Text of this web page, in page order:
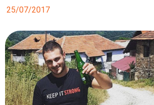
25/07/2017